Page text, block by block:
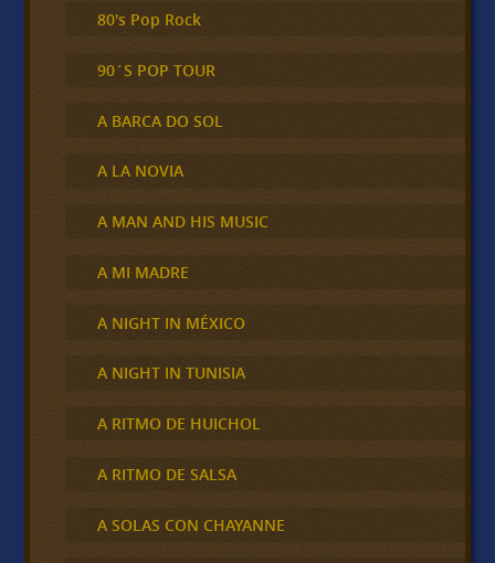
80's Pop Rock
90´S POP TOUR
A BARCA DO SOL
A LA NOVIA
A MAN AND HIS MUSIC
A MI MADRE
A NIGHT IN MÉXICO
A NIGHT IN TUNISIA
A RITMO DE HUICHOL
A RITMO DE SALSA
A SOLAS CON CHAYANNE